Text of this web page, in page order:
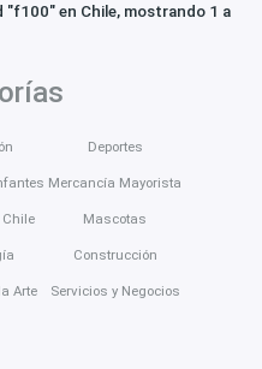
en Chile, mostrando 1 a
Chile
Arte
Deportes
Mercancía Mayorista
Mascotas
Construcción
Servicios y Negocios